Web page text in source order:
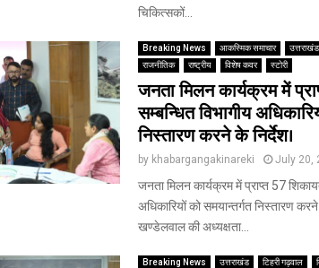
चिकित्सकों...
Breaking News आकस्मिक समाचार उत्तराखंड
राजनीतिक
राष्ट्रीय विशेष कवर स्टोरी
जनता मिलन कार्यक्रम में
सम्बन्धित विभागीय
निस्तारण करने के निर्देश।
by khabargangakinareki July 20,
जनता मिलन कार्यक्रम में प्राप्त 57
अधिकारियों को समयान्तर्गत निस्तारण
खण्डेलवाल की अध्यक्षता...
Breaking News उत्तराखंड टिहरी गढ़वाल